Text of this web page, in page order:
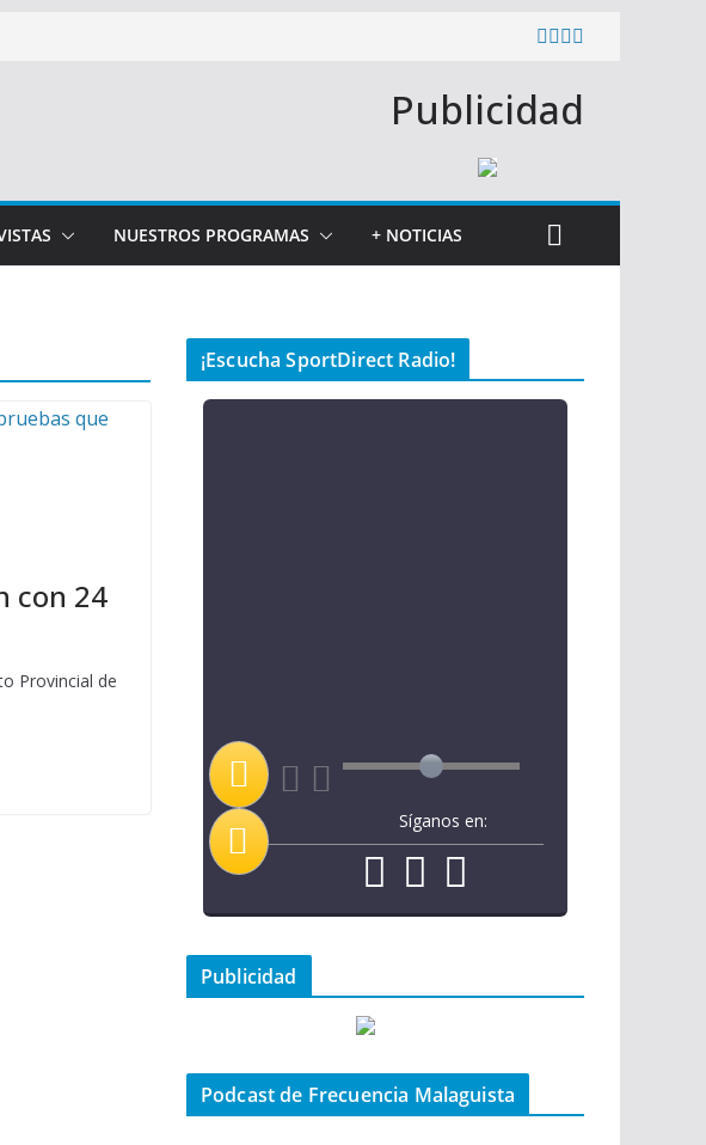
Publicidad
NUESTROS PROGRAMAS + NOTICIAS
con 24
Provincial de
¡Escucha SportDirect Radio!
Síganos en:
Publicidad
Podcast de Frecuencia Malaguista